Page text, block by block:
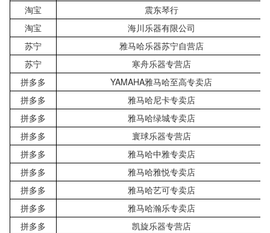
淘宝
震东琴行
淘宝
海川乐器有限公司
苏宁
雅马哈乐器苏宁自营店
苏宁
寒舟乐器专营店
拼多多
YAMAHA雅马哈至高专卖店
拼多多
雅马哈尼卡专卖店
拼多多
雅马哈绿城专卖店
拼多多
寰球乐器专营店
拼多多
雅马哈中雅专卖店
拼多多
雅马哈雅悦专卖店
拼多多
雅马哈艺可专卖店
拼多多
雅马哈瀚乐专卖店
拼多多
凯旋乐器专营店